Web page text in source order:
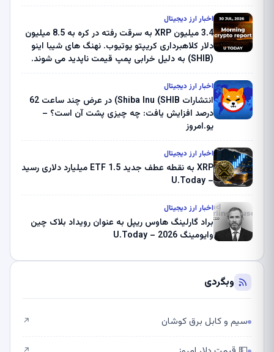
اخبار ارز دیجیتال
3.4 میلیون XRP به سرقت رفته در کره به 8.5 میلیون
دلار کلاهبرداری کریپتو یوتیوب. نهنگ های شیبا اینو
(SHIB) به دلیل خرابی پمپ قیمت ناپدید می شوند.
ثبت کرد – گزارش کریپتو صبح – U.Today
اخبار ارز دیجیتال
انتشارات Shiba Inu (SHIB) در عرض چند ساعت 62
درصد افزایش یافت: چه چیزی پشت آن است؟ –
یو.امروز
اخبار ارز دیجیتال
XRP به نقطه عطف جدید ETF 1.5 میلیارد دلاری رسید
– U.Today
اخبار ارز دیجیتال
براد گارلینگ هاوس ریپل به عنوان رویداد بلاک چین
وایومینگ 2026 – U.Today
وبگردی
سیم و کابل برق کوشان ↗